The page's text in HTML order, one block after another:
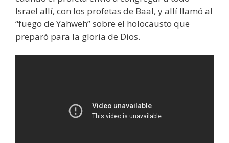
Israel allí, con los profetas de Baal, y allí llamó al
“fuego de Yahweh” sobre el holocausto que
preparó para la gloria de Dios.